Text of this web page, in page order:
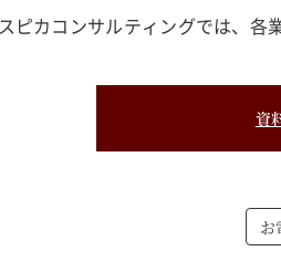
スピカコンサルティングでは、各
資
お